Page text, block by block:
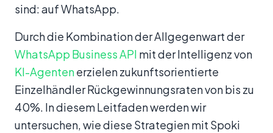
sind: auf WhatsApp.
Durch die Kombination der Allgegenwart der
WhatsApp Business API mit der Intelligenz von
KI-Agentenerzielen zukunftsorientierte
Einzelhändler Rückgewinnungsraten von bis zu
40%. In diesem Leitfaden werden wir
untersuchen, wie diese Strategien mit Spoki